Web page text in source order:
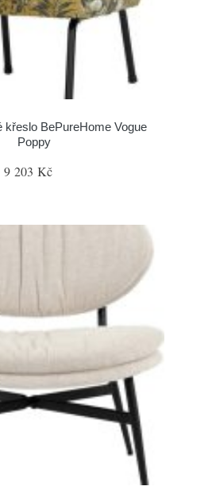
křeslo BePureHome Vogue
Poppy
9 203 Kč